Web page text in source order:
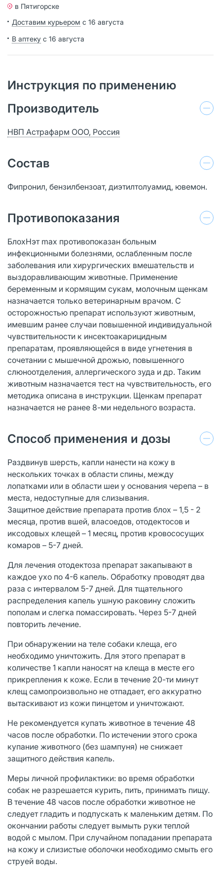
в Пятигорске
Доставим курьером с 16 августа
В аптеку с 16 августа
Инструкция по применению
Производитель
НВП Астрафарм ООО, Россия
Состав
Фипронил, бензилбензоат, диэтилтолуамид, ювемон.
Противопоказания
БлохНэт max противопоказан больным
инфекционными болезнями, ослабленным после
заболевания или хирургических вмешательств и
выздоравливающим животные. Применение
беременным и кормящим сукам, молочным щенкам
назначается только ветеринарным врачом. С
осторожностью препарат используют животным,
имевшим ранее случаи повышенной индивидуальной
чувствительности к инсектоакарицидным
препаратам, проявляющейся в виде угнетения в
сочетании с мышечной дрожью, повышенного
слюноотделения, аллергического зуда и др. Таким
животным назначается тест на чувствительность, его
методика описана в инструкции. Щенкам препарат
назначается не ранее 8-ми недельного возраста.
Способ применения и дозы
Раздвинув шерсть, капли нанести на кожу в
нескольких точках в области спины, между
лопатками или в области шеи у основания черепа – в
места, недоступные для слизывания.
Защитное действие препарата против блох – 1,5 - 2
месяца, против вшей, власоедов, отодектосов и
иксодовых клещей – 1 месяц, против кровососущих
комаров – 5-7 дней.
Для лечения отодектоза препарат закапывают в
каждое ухо по 4-6 капель. Обработку проводят два
раза с интервалом 5-7 дней. Для тщательного
распределения капель ушную раковину сложить
пополам и слегка помассировать. Через 5-7 дней
повторить лечение.
При обнаружении на теле собаки клеща, его
необходимо уничтожить. Для этого препарат в
количестве 1 капли наносят на клеща в месте его
прикрепления к коже. Если в течение 20-ти минут
клещ самопроизвольно не отпадает, его аккуратно
вытаскивают из кожи пинцетом и уничтожают.
Не рекомендуется купать животное в течение 48
часов после обработки. По истечении этого срока
купание животного (без шампуня) не снижает
защитного действия капель.
Меры личной профилактики: во время обработки
собак не разрешается курить, пить, принимать пищу.
В течение 48 часов после обработки животное не
следует гладить и подпускать к маленьким детям. По
окончании работы следует вымыть руки теплой
водой с мылом. При случайном попадании препарата
на кожу и слизистые оболочки необходимо смыть его
струей воды.